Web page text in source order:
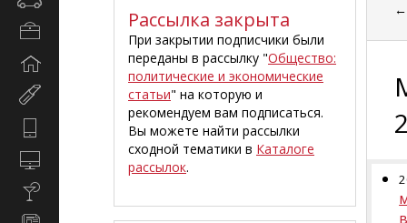
Компьютеры
Рассылка закрыта
При закрытии подписчики были
переданы в рассылку "Общество:
политические и экономические
статьи" на которую и
рекомендуем вам подписаться.
Вы можете найти рассылки
сходной тематики в Каталоге
рассылок.
←